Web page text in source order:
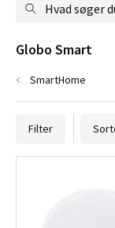
Hvad søger
Filter
Globo Smart
SmartHome